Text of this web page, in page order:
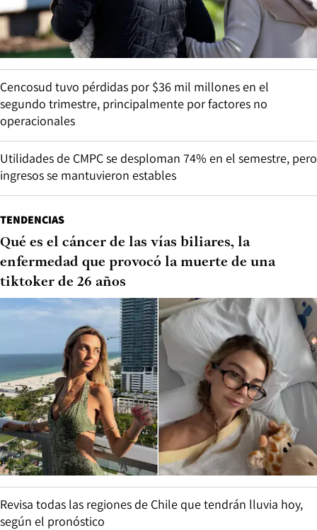
Cencosud tuvo pérdidas por $36 mil millones en el
segundo trimestre, principalmente por factores no
operacionales
Utilidades de CMPC se desploman 74% en el semestre, pero
ingresos se mantuvieron estables
TENDENCIAS
Qué es el cáncer de las vías biliares, la
enfermedad que provocó la muerte de una
tiktoker de 26 años
Revisa todas las regiones de Chile que tendrán lluvia hoy,
según el pronóstico